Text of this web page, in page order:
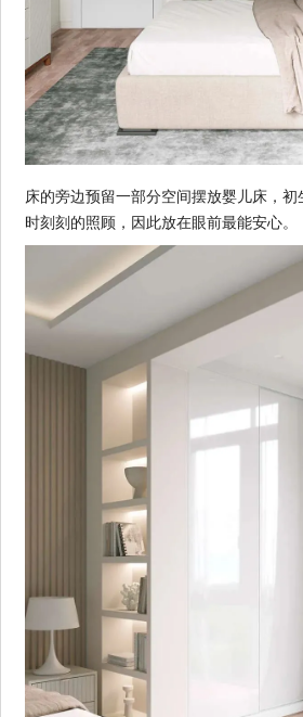
床的旁边预留一部分空间摆放婴儿床，
时刻刻的照顾，因此放在眼前最能安心。